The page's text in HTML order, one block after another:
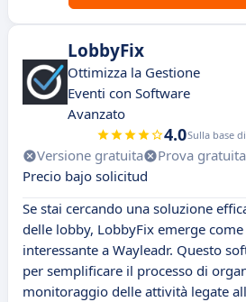
LobbyFix
Ottimizza la Gestione
Eventi con Software
Avanzato
4.0Sulla base di
Versione gratuita Prova gratuita
Precio bajo solicitud
Se stai cercando una soluzione
delle lobby, LobbyFix emerge
interessante a Wayleadr. Questo
per semplificare il processo di
monitoraggio delle attività legate